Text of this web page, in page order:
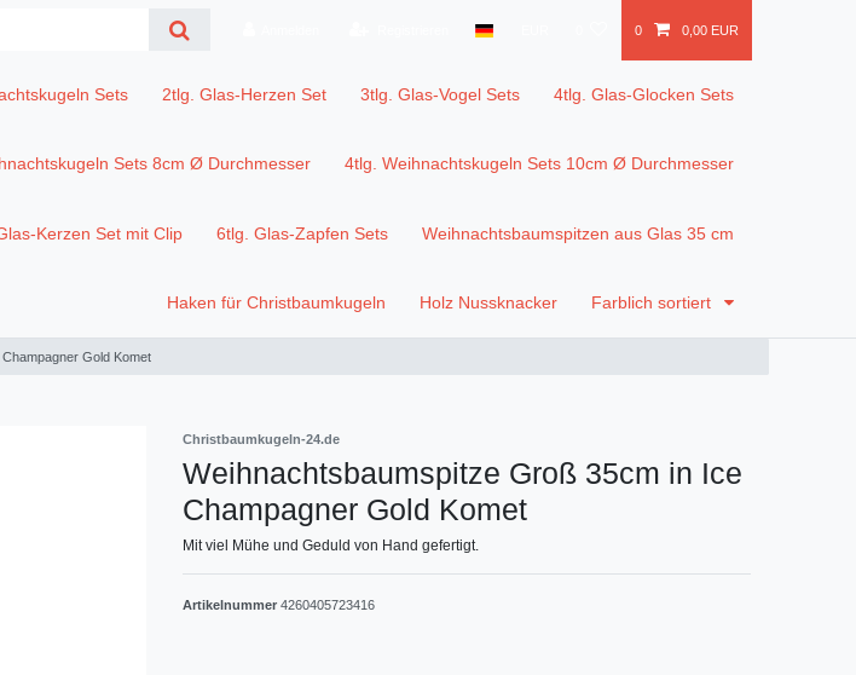
0 0,00 EUR
Sets 2tlg. Glas-Herzen Set 3tlg. Glas-Vogel Sets 4tlg. Glas-Glocken Sets
Sets 8cm Ø Durchmesser 4tlg. Weihnachtskugeln Sets 10cm Ø Durchmesser
Kerzen Set mit Clip 6tlg. Glas-Zapfen Sets Weihnachtsbaumspitzen aus Glas 35 cm
Haken für Christbaumkugeln Holz Nussknacker Farblich sortiert
Gold Komet
Christbaumkugeln-24.de
Weihnachtsbaumspitze Groß 35cm in Ice
Champagner Gold Komet
Mit viel Mühe und Geduld von Hand gefertigt.
Artikelnummer 4260405723416